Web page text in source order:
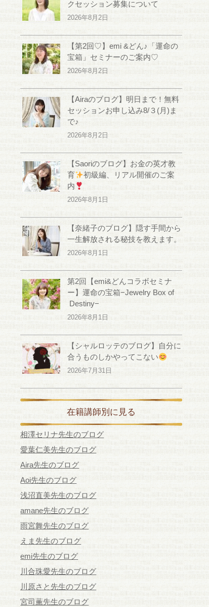
クセッション募集について
2026年8月2日
【第2回♡】emi &どん♪「運命の
宝箱」セミナーのご案内♡
2026年8月2日
【Airaのブログ】明日まで！無料
セッションお申し込み8/３(月)ま
で♪
2026年8月2日
【Saoriのブログ】お金の英才教
育
初級編、リアル開催のご案
内
2026年8月1日
【奈緒子のブログ】隠す手間から
一生解放される秘技を教えます。
2026年8月1日
第2回【emi&どんコラボセミナ
ー】運命の宝箱−Jewelry Box of
Destiny−
2026年8月1日
【シャルロッテのブログ】自分に
合うものしかやってこない
2026年7月31日
在籍講師別に見る
相澤セリナ先生のブログ
愛葉仁美先生のブログ
Aira先生のブログ
Aoi先生のブログ
浅沼直美先生のブログ
amane先生のブログ
雨宮舞先生のブログ
えま先生のブログ
emi先生のブログ
川合珠愛先生のブログ
川原さと先生のブログ
宮司薫先生のブログ